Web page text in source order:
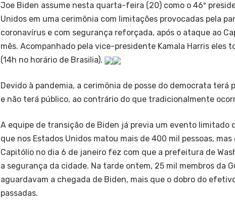
Joe Biden assume nesta quarta-feira (20) como o 46º
Unidos em uma cerimônia com limitações provocadas pela
coronavírus e com segurança reforçada, após o ataque ao
mês. Acompanhado pela vice-presidente Kamala Harris eles
(14h no horário de Brasilia).
Devido à pandemia, a cerimônia de posse do democrata terá
e não terá público, ao contrário do que tradicionalmente
A equipe de transição de Biden já previa um evento limitado
que nos Estados Unidos matou mais de 400 mil pessoas, mas
Capitólio no dia 6 de janeiro fez com que a prefeitura de
a segurança da cidade. Na tarde ontem, 25 mil membros da
aguardavam a chegada de Biden, mais que o dobro do
passadas.